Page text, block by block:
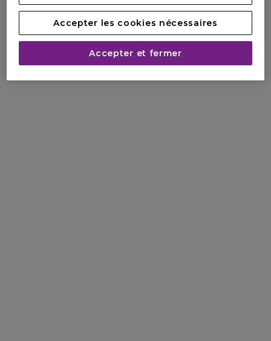
Accepter les cookies nécessaires
Accepter et fermer